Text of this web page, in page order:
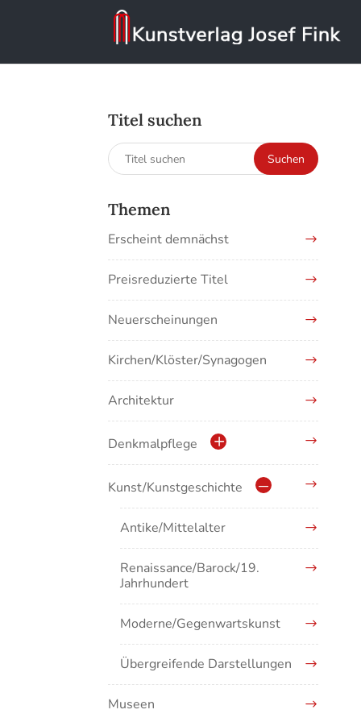
Titel suchen
Suchen
nach:
Suchen
Themen
Erscheint demnächst
Preisreduzierte Titel
Neuerscheinungen
Kirchen/Klöster/Synagogen
Architektur
Denkmalpflege
Kulturdenkmale in Baden-
Württemberg
Kunst/Kunstgeschichte
Antike/Mittelalter
Renaissance/Barock/19.
Jahrhundert
Moderne/Gegenwartskunst
Übergreifende Darstellungen
Museen